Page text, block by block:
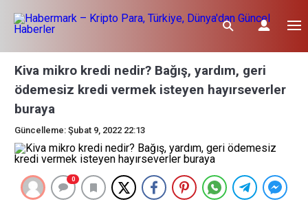
Kiva mikro kredi nedir? Bağış, yardım, geri
ödemesiz kredi vermek isteyen hayırseverler
buraya
Güncelleme: Şubat 9, 2022 22:13
0